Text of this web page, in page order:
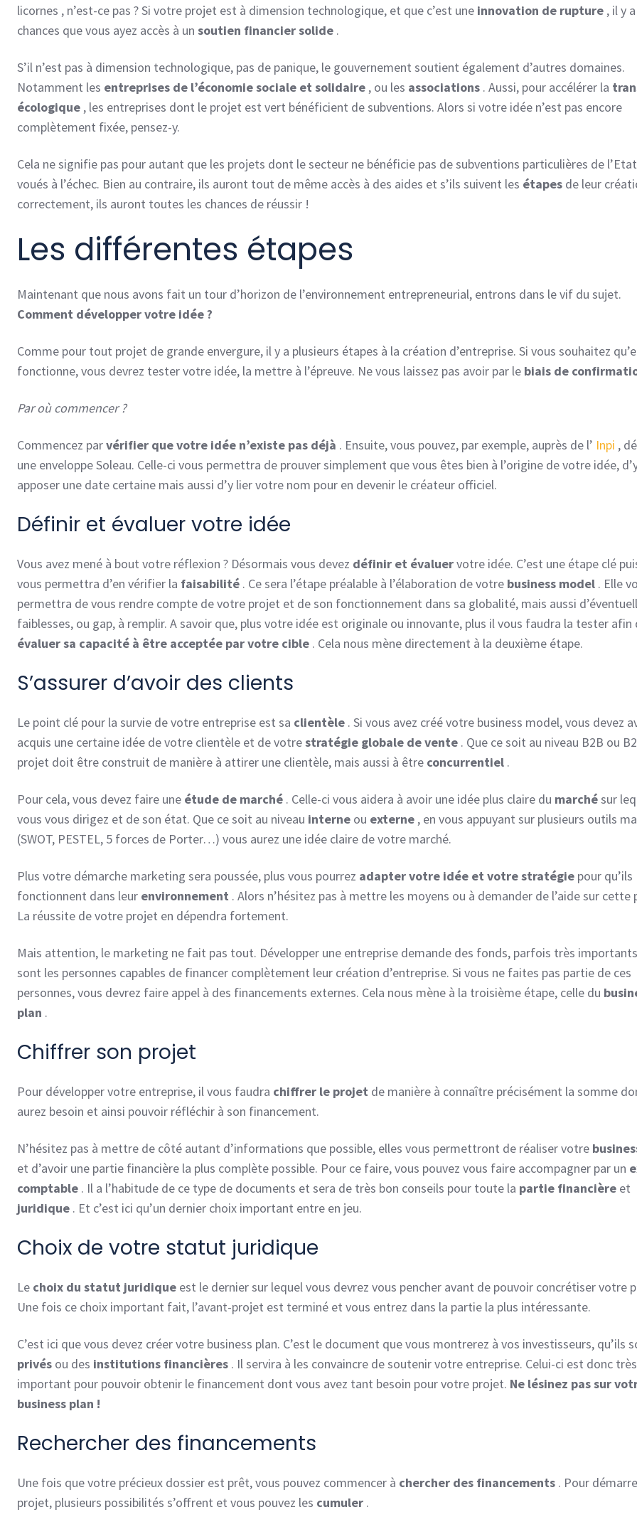
licornes , n’est-ce pas ? Si votre projet est à dimension technologique, et que c’est une innovation de rupture , il y
chances que vous ayez accès à un soutien financier solide .
S’il n’est pas à dimension technologique, pas de panique, le gouvernement soutient également d’autres domaines.
Notamment les entreprises de l’économie sociale et solidaire , ou les associations . Aussi, pour accélérer la
écologique , les entreprises dont le projet est vert bénéficient de subventions. Alors si votre idée n’est pas encore
complètement fixée, pensez-y.
Cela ne signifie pas pour autant que les projets dont le secteur ne bénéficie pas de subventions particulières de
voués à l’échec. Bien au contraire, ils auront tout de même accès à des aides et s’ils suivent les étapes de leur
correctement, ils auront toutes les chances de réussir !
Les différentes étapes
Maintenant que nous avons fait un tour d’horizon de l’environnement entrepreneurial, entrons dans le vif du sujet.
Comment développer votre idée ?
Comme pour tout projet de grande envergure, il y a plusieurs étapes à la création d’entreprise. Si vous souhaitez
fonctionne, vous devrez tester votre idée, la mettre à l’épreuve. Ne vous laissez pas avoir par le biais de
Par où commencer ?
Commencez parvérifier que votre idée n’existe pas déjà . Ensuite, vous pouvez, par exemple, auprès de l’ Inpi ,
une enveloppe Soleau. Celle-ci vous permettra de prouver simplement que vous êtes bien à l’origine de votre idée,
apposer une date certaine mais aussi d’y lier votre nom pour en devenir le créateur officiel.
Définir et évaluer votre idée
Vous avez mené à bout votre réflexion ? Désormais vous devez définir et évaluervotre idée. C’est une étape clé
vous permettra d’en vérifier la faisabilité . Ce sera l’étape préalable à l’élaboration de votre business model . Elle
permettra de vous rendre compte de votre projet et de son fonctionnement dans sa globalité, mais aussi
faiblesses, ou gap, à remplir. A savoir que, plus votre idée est originale ou innovante, plus il vous faudra la tester afin
évaluer sa capacité à être acceptée par votre cible . Cela nous mène directement à la deuxième étape.
S’assurer d’avoir des clients
Le point clé pour la survie de votre entreprise est sa clientèle . Si vous avez créé votre business model, vous devez
acquis une certaine idée de votre clientèle et de votrestratégie globale de vente . Que ce soit au niveau B2B ou
projet doit être construit de manière à attirer une clientèle, mais aussi à être concurrentiel .
Pour cela, vous devez faire une étude de marché . Celle-ci vous aidera à avoir une idée plus claire du marchésur
vous vous dirigez et de son état. Que ce soit au niveau interne ou externe , en vous appuyant sur plusieurs outils
(SWOT, PESTEL, 5 forces de Porter…) vous aurez une idée claire de votre marché.
Plus votre démarche marketing sera poussée, plus vous pourrez adapter votre idée et votre stratégie pour qu’ils
fonctionnent dans leur environnement . Alors n’hésitez pas à mettre les moyens ou à demander de l’aide sur cette
La réussite de votre projet en dépendra fortement.
Mais attention, le marketing ne fait pas tout. Développer une entreprise demande des fonds, parfois très
sont les personnes capables de financer complètement leur création d’entreprise. Si vous ne faites pas partie de ces
personnes, vous devrez faire appel à des financements externes. Cela nous mène à la troisième étape, celle du
plan .
Chiffrer son projet
Pour développer votre entreprise, il vous faudra chiffrer le projet de manière à connaître précisément la somme
aurez besoin et ainsi pouvoir réfléchir à son financement.
N’hésitez pas à mettre de côté autant d’informations que possible, elles vous permettront de réaliser votre
et d’avoir une partie financière la plus complète possible. Pour ce faire, vous pouvez vous faire accompagner par un
comptable . Il a l’habitude de ce type de documents et sera de très bon conseils pour toute la partie financière et
juridique . Et c’est ici qu’un dernier choix important entre en jeu.
Choix de votre statut juridique
Le choix du statut juridique est le dernier sur lequel vous devrez vous pencher avant de pouvoir concrétiser votre
Une fois ce choix important fait, l’avant-projet est terminé et vous entrez dans la partie la plus intéressante.
C’est ici que vous devez créer votre business plan. C’est le document que vous montrerez à vos investisseurs, qu’ils
privés ou des institutions financières . Il servira à les convaincre de soutenir votre entreprise. Celui-ci est donc très
important pour pouvoir obtenir le financement dont vous avez tant besoin pour votre projet. Ne lésinez pas sur
business plan !
Rechercher des financements
Une fois que votre précieux dossier est prêt, vous pouvez commencer à chercher des financements . Pour
projet, plusieurs possibilités s’offrent et vous pouvez les cumuler .